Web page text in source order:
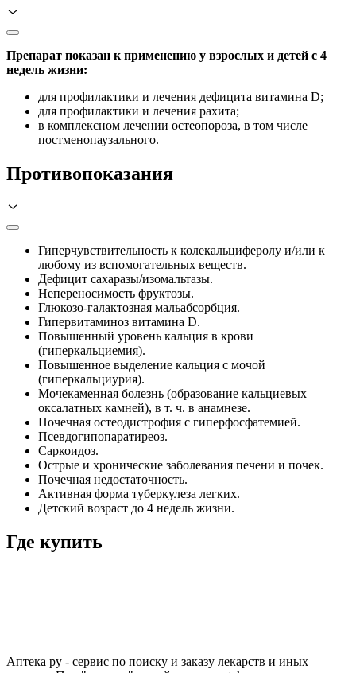
Препарат показан к применению у взрослых и детей с 4
недель жизни:
для профилактики и лечения дефицита витамина D;
для профилактики и лечения рахита;
в комплексном лечении остеопороза, в том числе
постменопаузального.
Противопоказания
Гиперчувствительность к колекальциферолу и/или к
любому из вспомогательных веществ.
Дефицит сахаразы/изомальтазы.
Непереносимость фруктозы.
Глюкозо-галактозная мальабсорбция.
Гипервитаминоз витамина D.
Повышенный уровень кальция в крови
(гиперкальциемия).
Повышенное выделение кальция с мочой
(гиперкальциурия).
Мочекаменная болезнь (образование кальциевых
оксалатных камней), в т. ч. в анамнезе.
Почечная остеодистрофия с гиперфосфатемией.
Псевдогипопаратиреоз.
Саркоидоз.
Острые и хронические заболевания печени и почек.
Почечная недостаточность.
Активная форма туберкулеза легких.
Детский возраст до 4 недель жизни.
Где купить
Аптека ру - сервис по поиску и заказу лекарств и иных